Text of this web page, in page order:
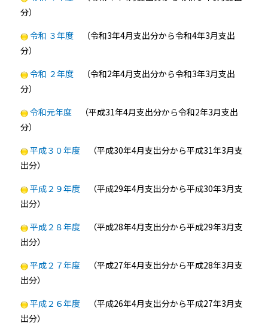
分）
令和 ３年度 （令和3年4月支出分から令和4年3月支出
分）
令和 ２年度 （令和2年4月支出分から令和3年3月支出
分）
令和元年度 （平成31年4月支出分から令和2年3月支出
分）
平成３０年度 （平成30年4月支出分から平成31年3月支
出分）
平成２９年度 （平成29年4月支出分から平成30年3月支
出分）
平成２８年度 （平成28年4月支出分から平成29年3月支
出分）
平成２７年度 （平成27年4月支出分から平成28年3月支
出分）
平成２６年度 （平成26年4月支出分から平成27年3月支
出分）